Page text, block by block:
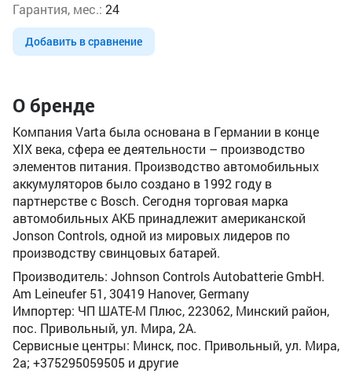
Гарантия, мес.: 24
Добавить в сравнение
О бренде
Компания Varta была основана в Германии в конце
XIX века, сфера ее деятельности – производство
элементов питания. Производство автомобильных
аккумуляторов было создано в 1992 году в
партнерстве с Bosch. Сегодня торговая марка
автомобильных АКБ принадлежит американской
Jonson Controls, одной из мировых лидеров по
производству свинцовых батарей.
Производитель: Johnson Controls Autobatterie GmbH.
Am Leineufer 51, 30419 Hanover, Germany
Импортер: ЧП ШАТЕ-М Плюс, 223062, Минский район,
пос. Привольный, ул. Мира, 2А.
Сервисные центры: Минск, пос. Привольный, ул. Мира,
2а; +375295059505 и другие